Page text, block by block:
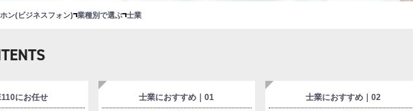
ン(ビジネスフォン) 業種別で選ぶ 士業
にお任せ 士業におすすめ｜01 士業におすすめ｜02